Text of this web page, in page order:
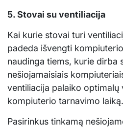
5. Stovai su ventiliacija
Kai kurie stovai turi
padeda išvengti
naudinga tiems, kurie dirba
nešiojamaisiais
ventiliacija palaiko optimalų
kompiuterio tarnavimo laiką.
Pasirinkus tinkamą